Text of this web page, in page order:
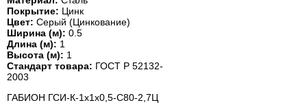
Покрытие: Цинк
Цвет: Серый (Цинкование)
Ширина (м): 0.5
Длина (м): 1
Высота (м): 1
Стандарт товара: ГОСТ Р 52132-
2003
ГАБИОН ГСИ-К-1х1х0,5-С80-2,7Ц